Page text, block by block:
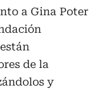
a Gina Poter
de la
y